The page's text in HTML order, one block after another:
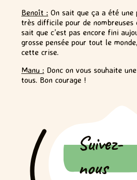
Benoît : On sait que ça a été une
très difficile pour de nombreuses
sait que c’est pas encore fini
grosse pensée pour tout le
cette crise.
Manu : Donc on vous souhaite
tous. Bon courage !
Suivez-
nous